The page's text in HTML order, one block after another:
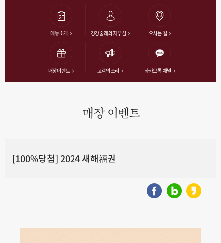
메뉴소개 강강술래의 자부심 오시는 길
매장이벤트 고객의 소리 카카오톡 채널
매장 이벤트
[100%당첨] 2024 새해福권